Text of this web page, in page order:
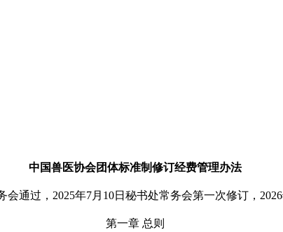
中国兽医协会团体标准制修订经费管理办法
会通过，2025年7月10日秘书处常务会第一次修订，
第一章 总则